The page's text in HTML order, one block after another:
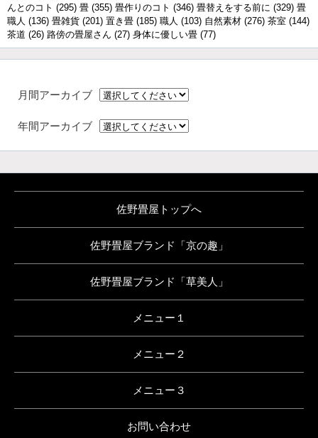
んとのコト (295) 畳 (355) 畳作りのコト (346) 畳替えをする前に (329) 畳
職人 (136) 畳雑貨 (201) 置き畳 (185) 職人 (103) 自然素材 (276) 茶室 (144)
茶道 (26) 路傍の畳屋さん (27) 身体に優しい畳 (77)
月間アーカイブ
年間アーカイブ
佐野畳屋トップへ
佐野畳屋ブランド「京の趣」
佐野畳屋ブランド「草美人」
メニュー１
メニュー２
メニュー３
お問い合わせ